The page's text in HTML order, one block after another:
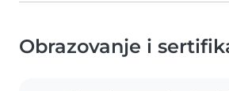
Obrazovanje i